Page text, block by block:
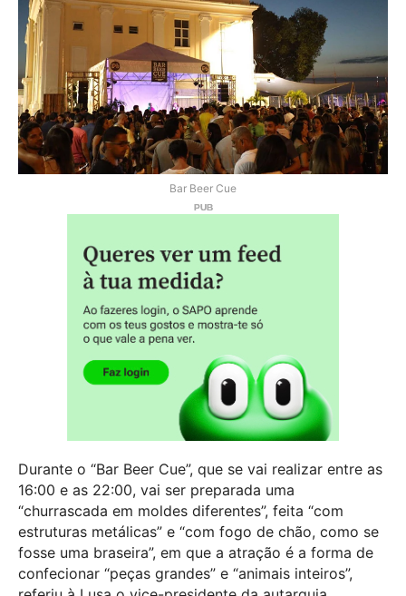
Bar Beer Cue
Durante o “Bar Beer Cue”, que se vai realizar entre as
16:00 e as 22:00, vai ser preparada uma
“churrascada em moldes diferentes”, feita “com
estruturas metálicas” e “com fogo de chão, como se
fosse uma braseira”, em que a atração é a forma de
confecionar “peças grandes” e “animais inteiros”,